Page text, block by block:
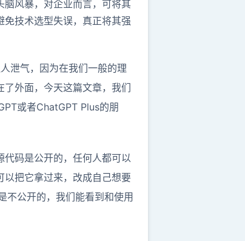
脑风暴，对企业而言，可将其
技术选型失误，真正将其强
泄气，因为在我们一般的理
外面，今天这篇文章，我们
或者ChatGPT Plus的朋
代码是公开的，任何人都可以
把它拿过来，改成自己想要
不公开的，我们能看到和使用